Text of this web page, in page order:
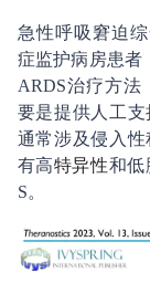
急性呼吸窘迫
症监护病房患者
ARDS治疗方法
要是提供人工
通常涉及侵入
有高特异性和低
S。